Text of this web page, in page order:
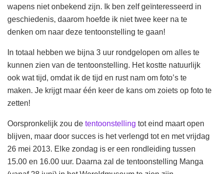
wapens niet onbekend zijn. Ik ben zelf geïnteresseerd in
geschiedenis, daarom hoefde ik niet twee keer na te
denken om naar deze tentoonstelling te gaan!
In totaal hebben we bijna 3 uur rondgelopen om alles te
kunnen zien van de tentoonstelling. Het kostte natuurlijk
ook wat tijd, omdat ik de tijd en rust nam om foto’s te
maken. Je krijgt maar één keer de kans om zoiets op foto te
zetten!
Oorspronkelijk zou de tentoonstelling tot eind maart open
blijven, maar door succes is het verlengd tot en met vrijdag
26 mei 2013. Elke zondag is er een rondleiding tussen
15.00 en 16.00 uur. Daarna zal de tentoonstelling Manga